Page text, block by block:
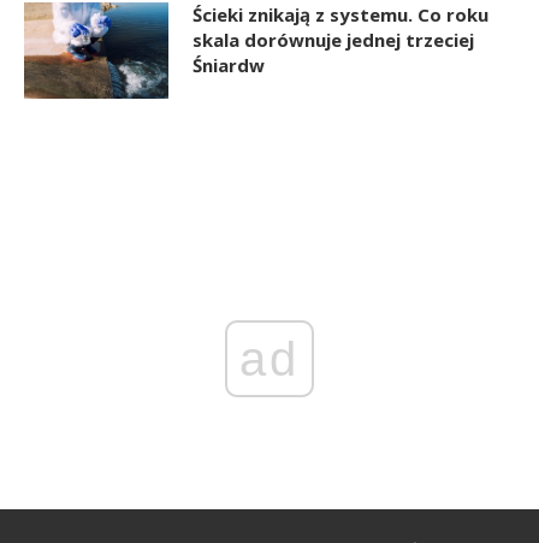
Ścieki znikają z systemu. Co roku
skala dorównuje jednej trzeciej
Śniardw
ad